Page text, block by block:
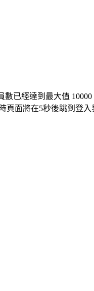
數已經達到最大值
頁面將在5秒後跳到登入